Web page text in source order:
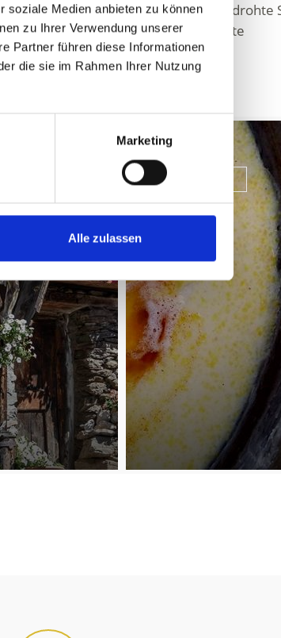
soziale Medien anbieten zu können
zu Ihrer Verwendung unserer
Partner führen diese Informationen
die sie im Rahmen Ihrer Nutzung
Marketing
Alle zulassen
Schaf, eine vom Aussterben bedrohte
auch moderne Speisen und gewagte
OMAS REZEPTE
Mehr erfahren